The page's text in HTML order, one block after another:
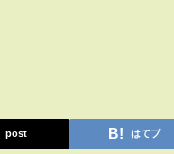
post はてブ